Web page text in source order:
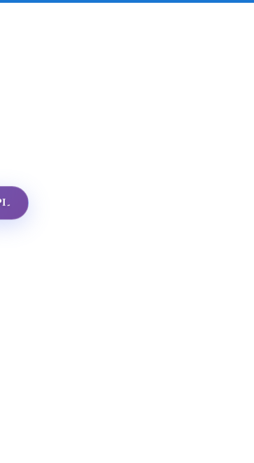
تمام متبادلات میں سب سے سستا واٹس ایپ پروفائل API۔